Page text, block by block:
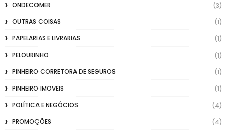
ONDECOMER
(3)
OUTRAS COISAS
(1)
PAPELARIAS E LIVRARIAS
(1)
PELOURINHO
(1)
PINHEIRO CORRETORA DE SEGUROS
(1)
PINHEIRO IMOVEIS
(1)
POLÍTICA E NEGÓCIOS
(4)
PROMOÇÕES
(4)